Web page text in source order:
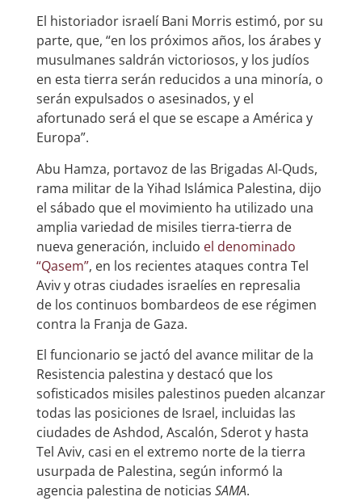
El historiador israelí Bani Morris estimó, por su
parte, que, “en los próximos años, los árabes y
musulmanes saldrán victoriosos, y los judíos
en esta tierra serán reducidos a una minoría, o
serán expulsados ​​o asesinados, y el
afortunado será el que se escape a América y
Europa”.
Abu Hamza, portavoz de las Brigadas Al-Quds,
rama militar de la Yihad Islámica Palestina, dijo
el sábado que el movimiento ha utilizado una
amplia variedad de misiles tierra-tierra de
nueva generación, incluido el denominado
“Qasem”, en los recientes ataques contra Tel
Aviv y otras ciudades israelíes en represalia
de los continuos bombardeos de ese régimen
contra la Franja de Gaza.
El funcionario se jactó del avance militar de la
Resistencia palestina y destacó que los
sofisticados misiles palestinos pueden alcanzar
todas las posiciones de Israel, incluidas las
ciudades de Ashdod, Ascalón, Sderot y hasta
Tel Aviv, casi en el extremo norte de la tierra
usurpada de Palestina, según informó la
agencia palestina de noticias SAMA.